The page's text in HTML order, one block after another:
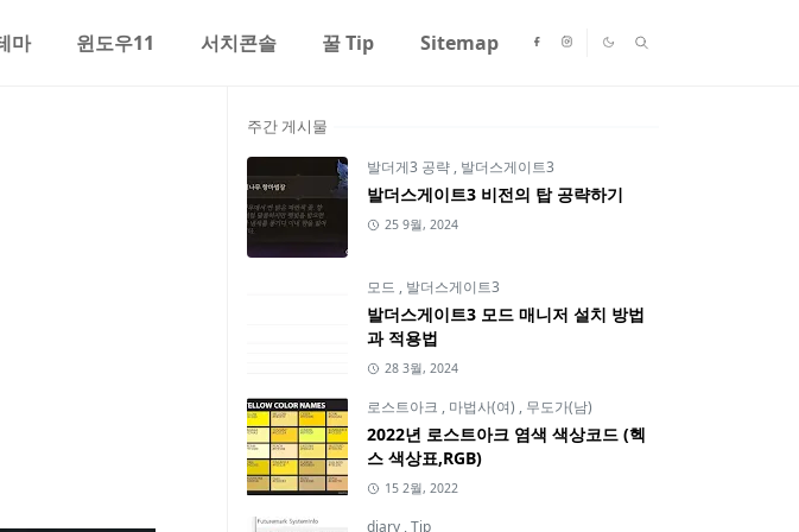
마 윈도우11 서치콘솔 꿀 Tip Sitemap
주간 게시물
발더게3 공략 , 발더스게이트3
발더스게이트3 비전의 탑 공략하기
25 9월, 2024
모드 , 발더스게이트3
발더스게이트3 모드 매니저 설치 방법
과 적용법
28 3월, 2024
로스트아크 , 마법사(여) , 무도가(남)
2022년 로스트아크 염색 색상코드 (헥
스 색상표,RGB)
15 2월, 2022
diary ,Tip